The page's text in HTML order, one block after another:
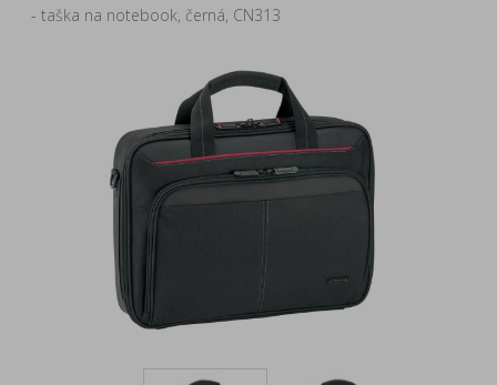
- taška na notebook, černá, CN313